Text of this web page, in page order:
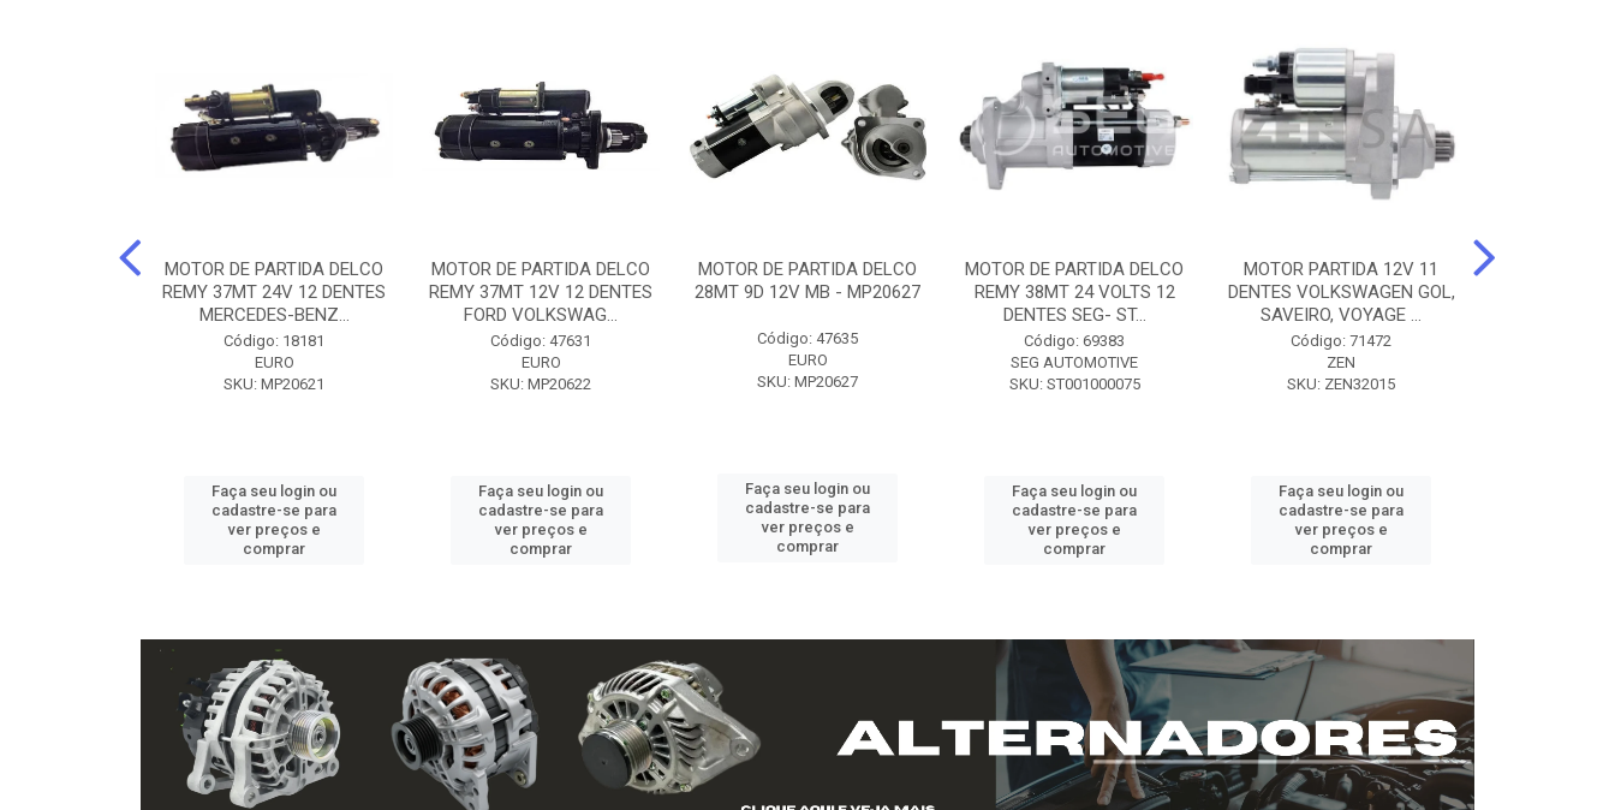
MOTOR DE PARTIDA DELCO
REMY 37MT 24V 12 DENTES
MERCEDES-BENZ...
Código: 18181
EURO
SKU: MP20621
Faça seu login ou
cadastre-se para
ver preços e
comprar
MOTOR DE PARTIDA DELCO
REMY 37MT 12V 12 DENTES
FORD VOLKSWAG...
Código: 47631
EURO
SKU: MP20622
Faça seu login ou
cadastre-se para
ver preços e
comprar
MOTOR DE PARTIDA DELCO
28MT 9D 12V MB - MP20627
Código: 47635
EURO
SKU: MP20627
Faça seu login ou
cadastre-se para
ver preços e
comprar
MOTOR DE PARTIDA DELCO
REMY 38MT 24 VOLTS 12
DENTES SEG- ST...
Código: 69383
SEG AUTOMOTIVE
SKU: ST001000075
Faça seu login ou
cadastre-se para
ver preços e
comprar
MOTOR PARTIDA 12V 11
DENTES VOLKSWAGEN GOL,
SAVEIRO, VOYAGE ...
Código: 71472
ZEN
SKU: ZEN32015
Faça seu login ou
cadastre-se para
ver preços e
comprar